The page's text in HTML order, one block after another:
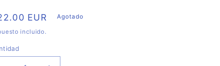
EUR Agotado
incluido.